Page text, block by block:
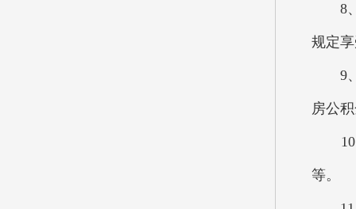
8、
规定
9、
房公
10、
等。